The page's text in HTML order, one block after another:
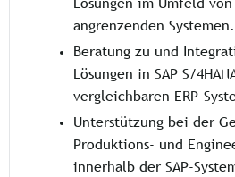
Lösungen im Umfeld von
angrenzenden Systemen.
Beratung zu und
Lösungen in SAP S/
vergleichbaren ERP-
Unterstützung bei der
Produktions- und
innerhalb der SAP-